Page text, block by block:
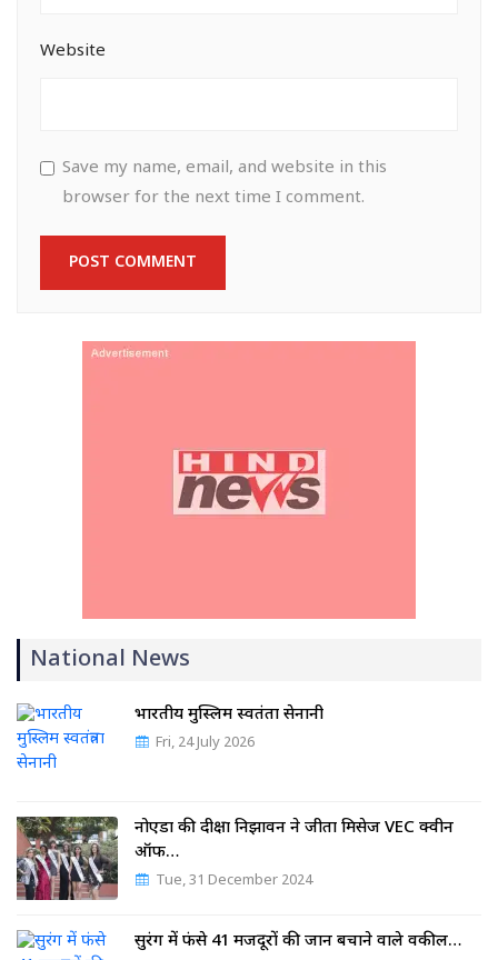
Website
Save my name, email, and website in this
browser for the next time I comment.
National News
भारतीय मुस्लिम स्वतंत्रता सेनानी
Fri, 24 July 2026
नोएडा की दीक्षा निझावन ने जीता मिसेज VEC क्वीन
ऑफ…
Tue, 31 December 2024
सुरंग में फंसे 41 मजदूरों की जान बचाने वाले वकील…